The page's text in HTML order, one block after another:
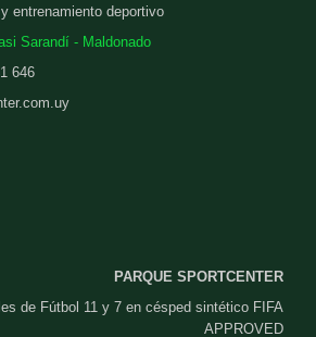
entrenamiento deportivo
Sarandí - Maldonado
646
PARQUE SPORTCENTER
de Fútbol 11 y 7 en césped sintético FIFA
APPROVED